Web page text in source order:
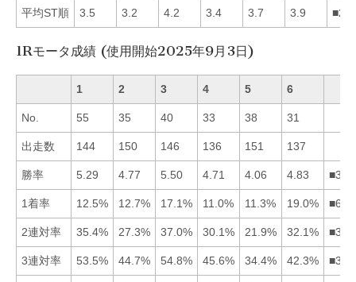
平均ST順 3.5 3.2 4.2 3.4 3.7 3.9
1Rモータ成績 (使用開始2025年9月3日)
1 2 3 4 5 6
No. 55 35 40 33 38 31
出走数 144 150 146 136 151 137
勝率 5.29 4.77 5.50 4.71 4.06 4.83
1着率 12.5% 12.7% 17.1% 11.0% 11.3% 19.0%
2連対率 35.4% 27.3% 37.0% 30.1% 21.9% 32.1%
3連対率 53.5% 44.7% 54.8% 45.6% 34.4% 42.3%